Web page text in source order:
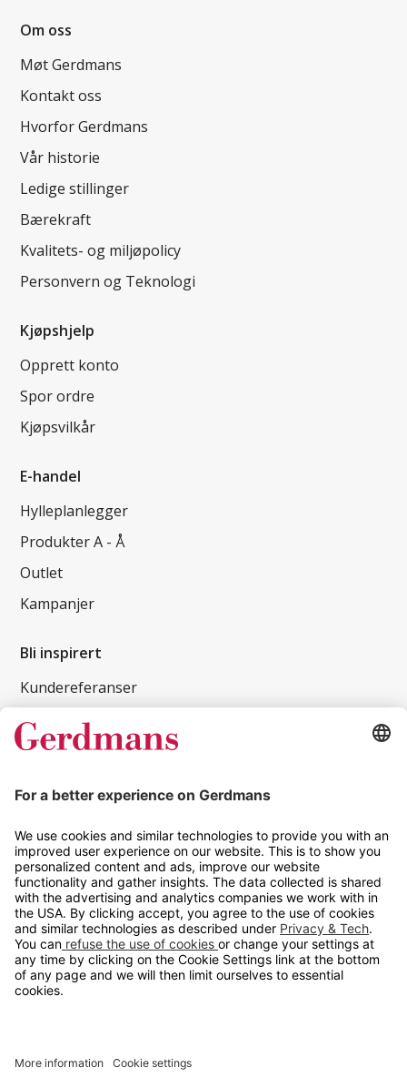
Om oss
Møt Gerdmans
Kontakt oss
Hvorfor Gerdmans
Vår historie
Ledige stillinger
Bærekraft
Kvalitets- og miljøpolicy
Personvern og Teknologi
Kjøpshjelp
Opprett konto
Spor ordre
Kjøpsvilkår
E-handel
Hylleplanlegger
Produkter A - Å
Outlet
Kampanjer
Bli inspirert
Kundereferanser
Magasin
Tips og guider
Kontakt
info@gerdmans.no
67 80 56 20
Åpningstid
Hverdager 08:00-16:00
Cookie innstillinger